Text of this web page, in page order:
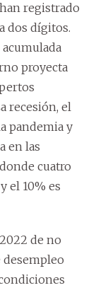
registrado
dos dígitos.
proyecta
recesión, el
pandemia y
en las
cuatro
el 10% es
de no
desempleo